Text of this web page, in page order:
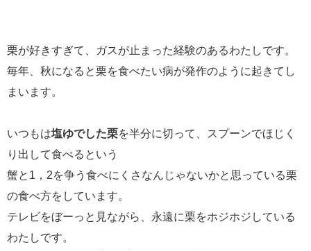
栗が好きすぎて、ガスが止まった経験のあるわたしです。
毎年、秋になると栗を食べたい病が発作のように起きてし
まいます。
いつもは塩ゆでした栗を半分に切って、スプーンでほじく
り出して食べるという
蟹と1，2を争う食べにくさなんじゃないかと思っている栗
の食べ方をしています。
テレビをぼーっと見ながら、永遠に栗をホジホジしている
わたしです。